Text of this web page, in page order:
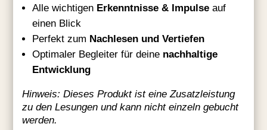
Alle wichtigen Erkenntnisse & Impulse auf
einen Blick
Perfekt zum Nachlesen und Vertiefen
Optimaler Begleiter für deine nachhaltige
Entwicklung
Hinweis: Dieses Produkt ist eine Zusatzleistung
zu den Lesungen und kann nicht einzeln gebucht
werden.